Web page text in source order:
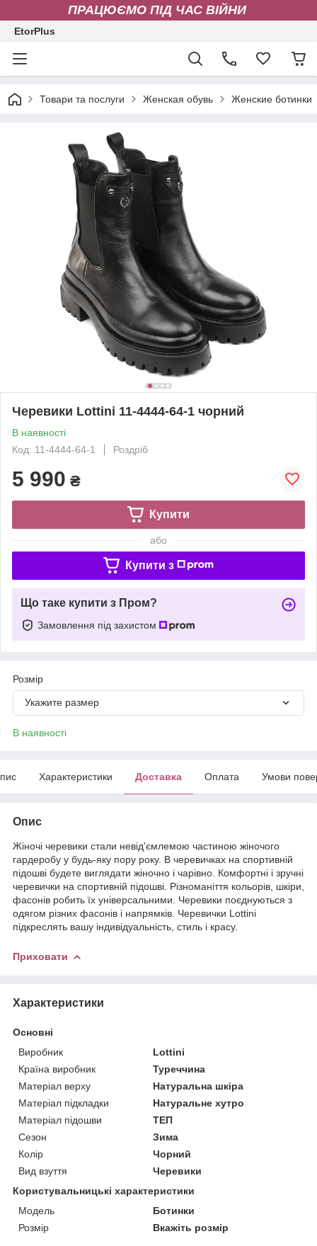
ПРАЦЮЄМО ПІД ЧАС ВІЙНИ
EtorPlus
Товари та послуги Женская обувь Женские ботинки
Черевики Lottini 11-4444-64-1 чорний
В наявності
Код: 11-4444-64-1
Роздріб
5 990 ₴
Купити
або
Купити з
Що таке купити з Пром?
Замовлення під захистом
Розмір
Укажите размер
В наявності
Характеристики Доставка Оплата Умови
Опис
Жіночі черевики стали невід'ємлемою частиною жіночого
гардеробу у будь-яку пору року. В черевичках на спортивній
підошві будете виглядати жіночно і чарівно. Комфортні і зручні
черевички на спортивній підошві. Різноманіття кольорів, шкіри,
фасонів робить їх універсальними. Черевики поєднуються з
одягом різних фасонів і напрямків. Черевички Lottini
підкреслять вашу індивідуальність, стиль і красу.
Приховати
Характеристики
Основні
Виробник
Lottini
Країна виробник
Туреччина
Матеріал верху
Натуральна шкіра
Матеріал підкладки
Натуральне хутро
Матеріал підошви
ТЕП
Сезон
Зима
Колір
Чорний
Вид взуття
Черевики
Користувальницькі характеристики
Мoдель
Ботинки
Розмір
Вкажіть розмір